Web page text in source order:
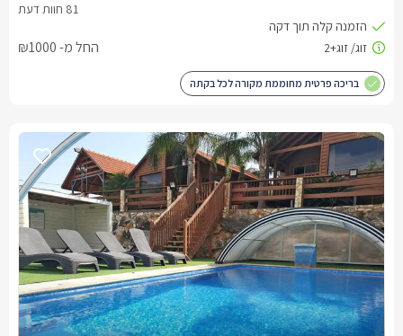
החל מ- ₪1000
בריכה פרטית מחוממת מקורה לכל בקתה